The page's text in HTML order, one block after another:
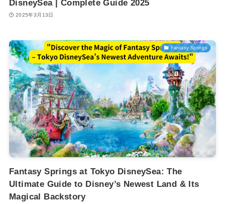
DisneySea | Complete Guide 2025
2025年3月13日
Fantasy Springs
Fantasy Springs at Tokyo DisneySea: The
Ultimate Guide to Disney’s Newest Land & Its
Magical Backstory